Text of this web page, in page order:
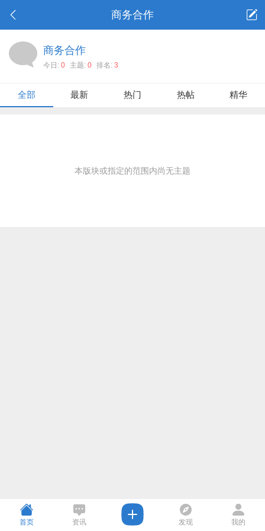
商务合作
商务合作
今日: 0 主题: 0 排名: 3
全部 最新 热门 热帖 精华
本版块或指定的范围内尚无主题
首页 资讯 发现 我的